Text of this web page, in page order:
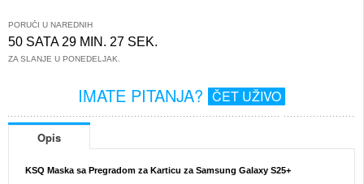
PORUČI U NAREDNIH
50 SATA 29 MIN. 27 SEK.
ZA SLANJE U PONEDELJAK.
IMATE PITANJA? ČET UŽIVO
Opis
KSQ Maska sa Pregradom za Karticu za Samsung Galaxy S25+